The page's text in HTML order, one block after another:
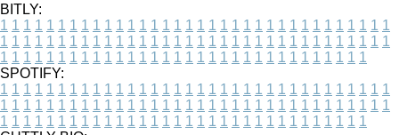
BITLY:
1 1 1 1 1 1 1 1 1 1 1 1 1 1 1 1 1 1 1 1 1 1 1 1 1 1 1 1 1 1 1 1 1 1
1 1 1 1 1 1 1 1 1 1 1 1 1 1 1 1 1 1 1 1 1 1 1 1 1 1 1 1 1 1 1 1 1 1
1 1 1 1 1 1 1 1 1 1 1 1 1 1 1 1 1 1 1 1 1 1 1 1 1 1 1 1 1 1 1 1
SPOTIFY:
1 1 1 1 1 1 1 1 1 1 1 1 1 1 1 1 1 1 1 1 1 1 1 1 1 1 1 1 1 1 1 1 1 1
1 1 1 1 1 1 1 1 1 1 1 1 1 1 1 1 1 1 1 1 1 1 1 1 1 1 1 1 1 1 1 1 1 1
1 1 1 1 1 1 1 1 1 1 1 1 1 1 1 1 1 1 1 1 1 1 1 1 1 1 1 1 1 1 1 1